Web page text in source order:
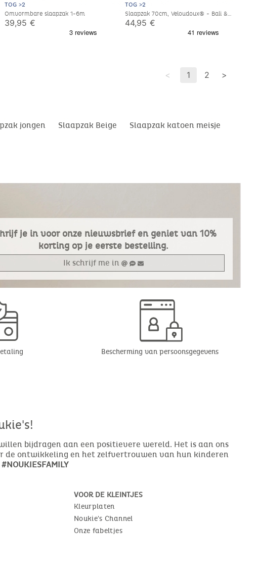
TOG >2
Omvormbare slaapzak 1-6m
39,95 €
TOG >2
Slaapzak 70cm, Veloudoux® - Bali &
Snow
44,95 €
< 1 2 >
jongen Slaapzak Beige
Slaapzak katoen meisje
je in voor onze nieuwsbrief en geniet van 10%
korting op je eerste bestelling.
Ik schrijf me in
Bescherming van persoonsgegevens
bijdragen aan een positievere wereld. Het is aan ons
de ontwikkeling en het zelfvertrouwen van hun kinderen
VOOR DE KLEINTJES
Kleurplaten
Noukie's Channel
Onze fabeltjes